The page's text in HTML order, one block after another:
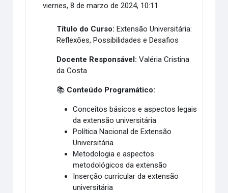
viernes, 8 de marzo de 2024, 10:11
Título do Curso: Extensão Universitária:
Reflexões, Possibilidades e Desafios
Docente Responsável: Valéria Cristina
da Costa
📚 Conteúdo Programático:
Conceitos básicos e aspectos legais
da extensão universitária
Política Nacional de Extensão
Universitária
Metodologia e aspectos
metodológicos da extensão
Inserção curricular da extensão
universitária